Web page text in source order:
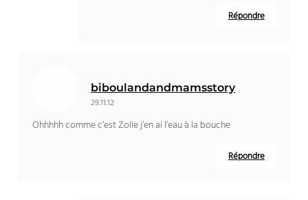
Répondre
biboulandandmamsstory
29.11.12
Ohhhhh comme c’est Zolie j’en ai l’eau à la bouche
Répondre